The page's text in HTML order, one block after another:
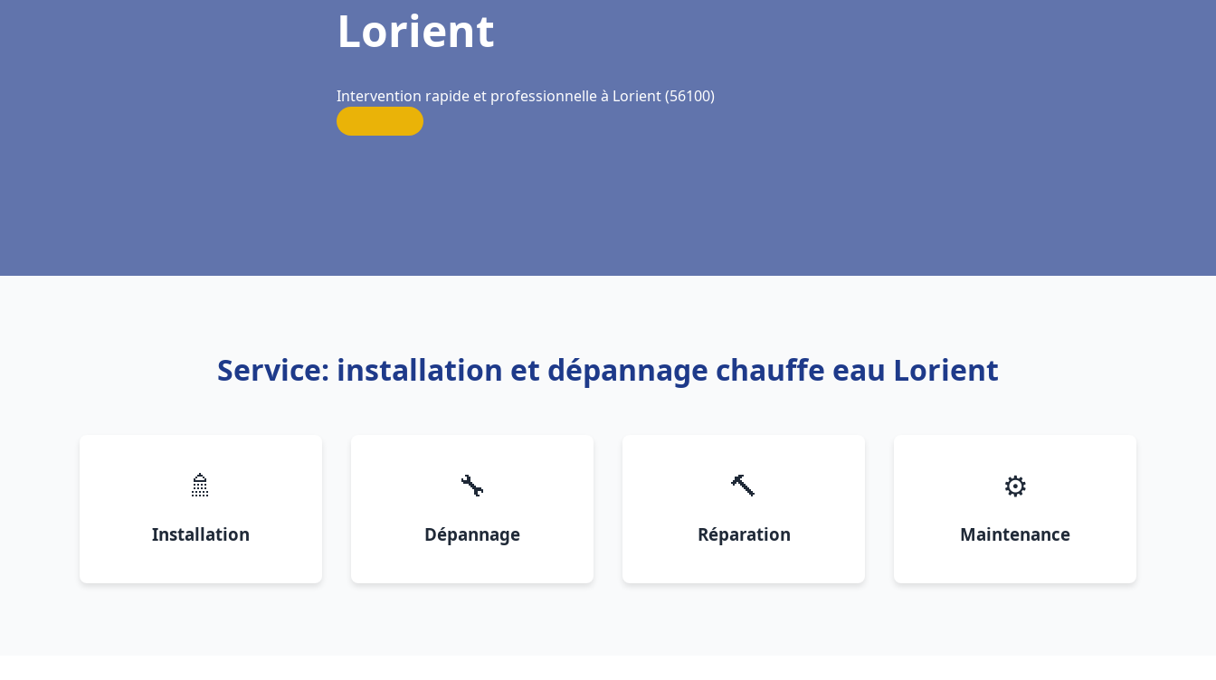
Lorient
Intervention rapide et professionnelle à Lorient (56100)
Service: installation et dépannage chauffe eau Lorient
🚿
Installation
🔧
Dépannage
🔨
Réparation
⚙️
Maintenance